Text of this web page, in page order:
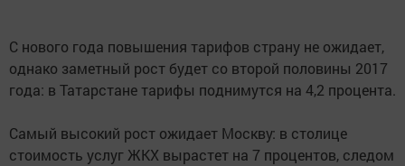
С нового года повышения тарифов страну не ожидает,
однако заметный рост будет со второй половины 2017
года: в Татарстане тарифы поднимутся на 4,2 процента.
Самый высокий рост ожидает Москву: в столице
стоимость услуг ЖКХ вырастет на 7 процентов, следом